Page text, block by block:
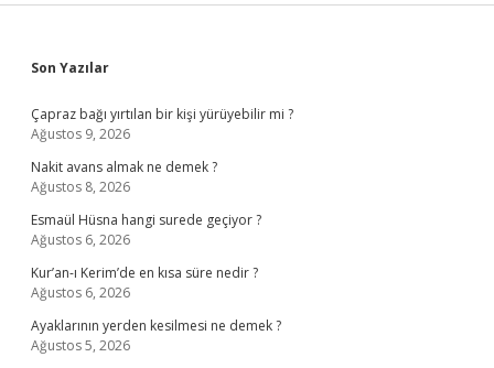
Sidebar
Son Yazılar
Çapraz bağı yırtılan bir kişi yürüyebilir mi ?
Ağustos 9, 2026
Nakit avans almak ne demek ?
Ağustos 8, 2026
Esmaül Hüsna hangi surede geçiyor ?
Ağustos 6, 2026
Kur’an-ı Kerim’de en kısa süre nedir ?
Ağustos 6, 2026
Ayaklarının yerden kesilmesi ne demek ?
Ağustos 5, 2026